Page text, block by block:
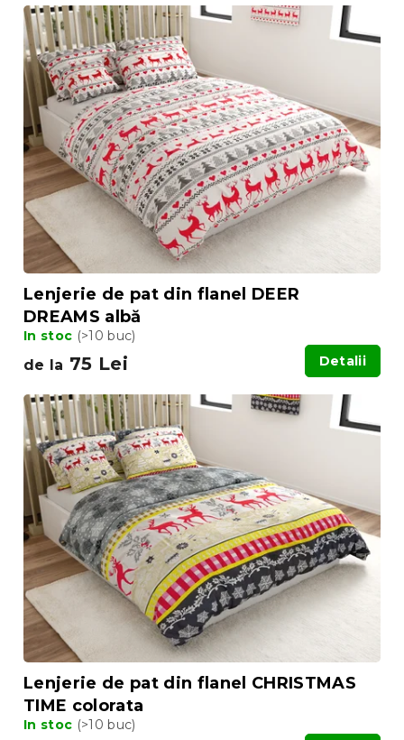
Lenjerie de pat din flanel DEER
DREAMS albă
In stoc (>10 buc)
de la 75 Lei Detalii
Lenjerie de pat din flanel CHRISTMAS
TIME colorata
In stoc (>10 buc)